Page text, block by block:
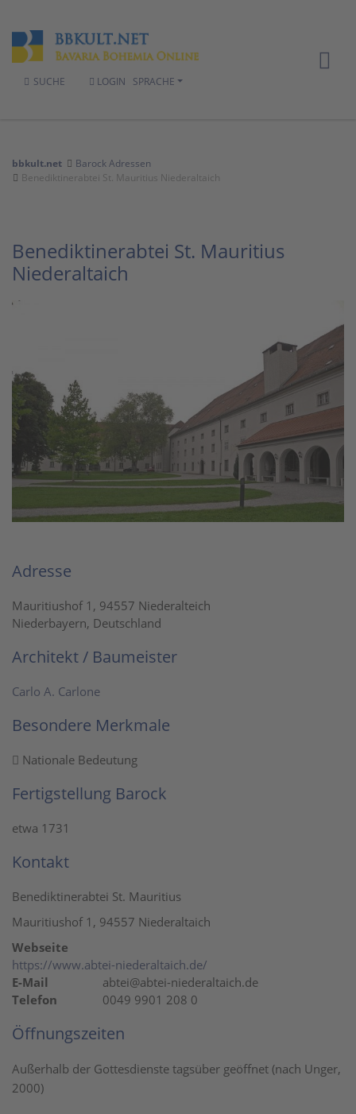
SUCHE LOGIN SPRACHE
bbkult.net
Barock Adressen
Benediktinerabtei St. Mauritius Niederaltaich
Benediktinerabtei St. Mauritius
Niederaltaich
Adresse
Mauritiushof 1, 94557 Niederalteich
Niederbayern, Deutschland
Architekt / Baumeister
Carlo A. Carlone
Besondere Merkmale
Nationale Bedeutung
Fertigstellung Barock
etwa 1731
Kontakt
Benediktinerabtei St. Mauritius
Mauritiushof 1, 94557 Niederaltaich
Webseite
https://www.abtei-niederaltaich.de/
E-Mail
abtei@abtei-niederaltaich.de
Telefon
0049 9901 208 0
Öffnungszeiten
Außerhalb der Gottesdienste tagsüber geöffnet (nach Unger,
2000)